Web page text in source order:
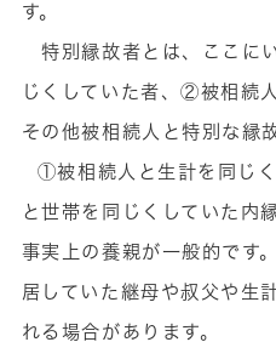
す。
特別縁故者とは、ここに
じくしていた者、②被相続
その他被相続人と特別な縁
①被相続人と生計を同じく
と世帯を同じくしていた内
事実上の養親が一般的です
居していた継母や叔父や生
れる場合があります。